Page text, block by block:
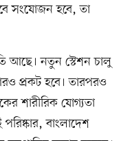
সংযোজন হবে, তা
আছে। নতুন স্টেশন চালু
প্রকট হবে। তারপরও
শারীরিক যোগ্যতা
বাংলাদেশ